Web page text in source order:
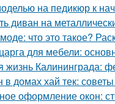
на педикюр к
диван на
что это такое?
для мебели:
жизнь Калининграда:
в домах хай тек:
оформление окон: